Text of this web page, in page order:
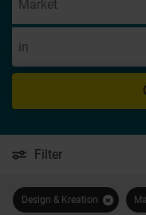
Filter
Design & Kreation